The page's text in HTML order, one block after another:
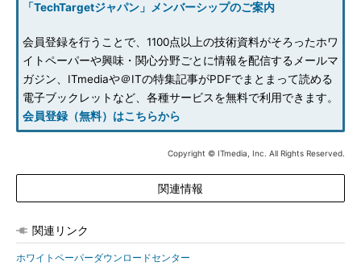
「TechTargetジャパン」メンバーシップのご案内
会員登録を行うことで、1100点以上の技術資料がそろったホワ
イトペーパーや興味・関心分野ごとに情報を配信するメールマ
ガジン、ITmediaや＠ITの特集記事がPDFでまとまって読める
電子ブックレットなど、各種サービスを無料で利用できます。
会員登録（無料）はこちらから
Copyright © ITmedia, Inc. All Rights Reserved.
関連情報
関連リンク
ホワイトペーパーダウンロードセンター